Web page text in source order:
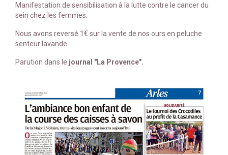
Manifestation de sensibilisation à la lutte contre le cancer du
sein chez les femmes.
Nous avons reversé 1€ sur la vente de nos ours en peluche
senteur lavande.
Parution dans le journal "La Provence".